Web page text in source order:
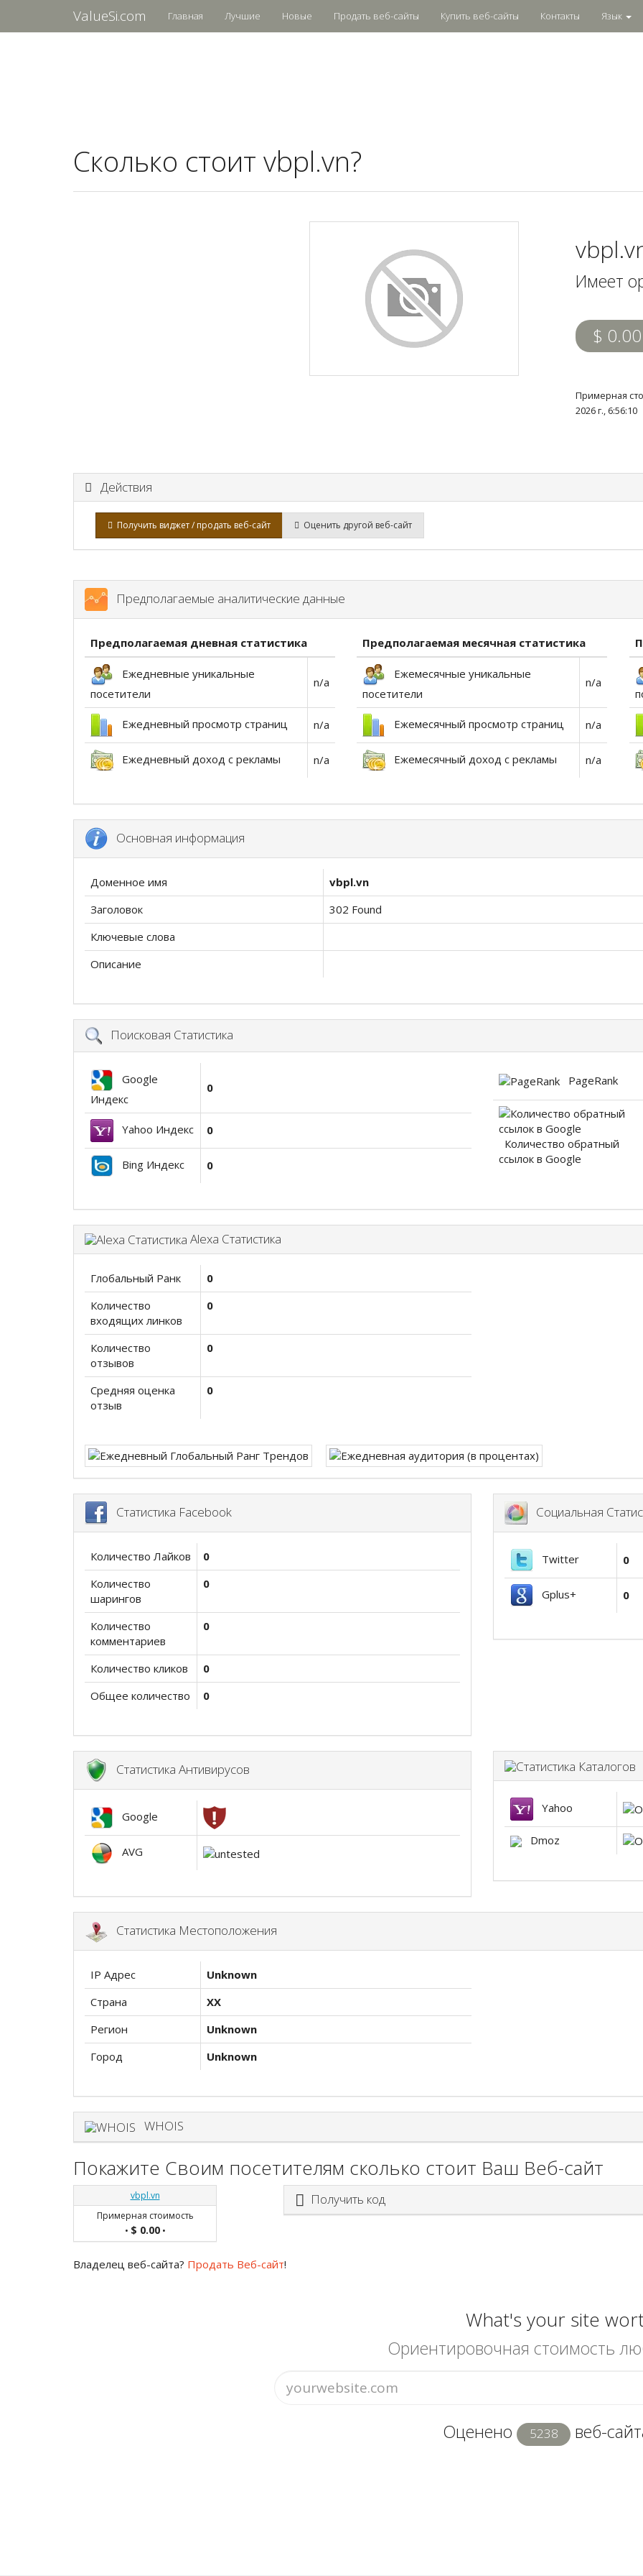
ValueSi.com Главная Лучшие Новые Продать веб-сайты Купить веб-сайты Контакты Язык
Сколько стоит vbpl.vn?
Имеет
$ 0.00
Примерная
2026 г.,
Действия
Получить виджет / продать веб-сайт Оценить другой веб-сайт
Предполагаемые аналитические данные
Предполагаемая дневная статистика
Ежедневные уникальные
посетители
n/a
Ежедневный просмотр страниц n/a
Ежедневный доход с рекламы n/a
Предполагаемая месячная статистика
Ежемесячные уникальные
посетители
n/a
Ежемесячный просмотр страниц n/a
Ежемесячный доход с рекламы n/a
Основная информация
Доменное имя
vbpl.vn
Заголовок
302 Found
Ключевые слова
Описание
Поисковая Статистика
Google
Индекс
0
Yahoo Индекс 0
Bing Индекс 0
PageRank
Количество обратный
ссылок в Google
Alexa Статистика
Глобальный Ранк
0
Количество
входящих линков
0
Количество
отзывов
0
Средняя оценка
отзыв
0
Статистика Facebook
Количество Лайков
0
Количество
шарингов
0
Количество
комментариев
0
Количество кликов
0
Общее количество
0
Социальная
Twitter 0
Gplus+ 0
Статистика Антивирусов
Google
AVG
Yahoo
Dmoz
Статистика Местоположения
IP Адрес
Unknown
Страна
XX
Регион
Unknown
Город
Unknown
WHOIS
Покажите Своим посетителям сколько стоит Ваш Веб-сайт
vbpl.vn
Примерная стоимость
• $ 0.00•
Получить код
Владелец веб-сайта? Продать Веб-сайт!
What's your site
Ориентировочная стоимость
Оценено 5238 веб-